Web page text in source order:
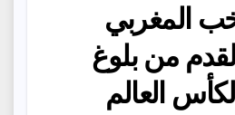
المغربي
من بلوغ
لكأس العالم